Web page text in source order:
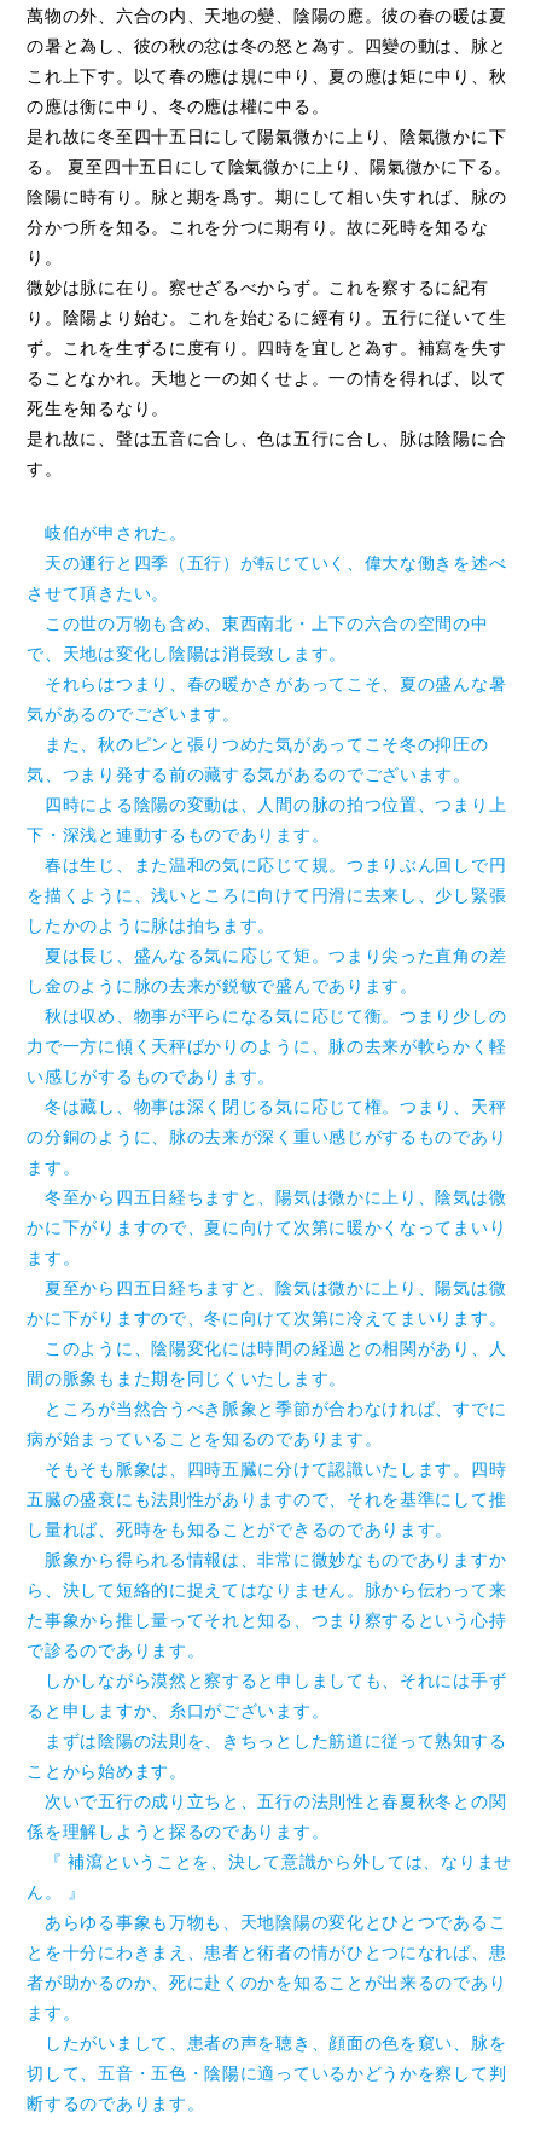
萬物の外、六合の内、天地の變、陰陽の應。彼の春の暖は夏
の暑と為し、彼の秋の忿は冬の怒と為す。四變の動は、脉と
これ上下す。以て春の應は規に中り、夏の應は矩に中り、秋
の應は衡に中り、冬の應は權に中る。
是れ故に冬至四十五日にして陽氣微かに上り、陰氣微かに下
る。 夏至四十五日にして陰氣微かに上り、陽氣微かに下る。
陰陽に時有り。脉と期を爲す。期にして相い失すれば、脉の
分かつ所を知る。これを分つに期有り。故に死時を知るな
り。
微妙は脉に在り。察せざるべからず。これを察するに紀有
り。陰陽より始む。これを始むるに經有り。五行に従いて生
ず。これを生ずるに度有り。四時を宜しと為す。補寫を失す
ることなかれ。天地と一の如くせよ。一の情を得れば、以て
死生を知るなり。
是れ故に、聲は五音に合し、色は五行に合し、脉は陰陽に合
す。
岐伯が申された。
天の運行と四季（五行）が転じていく、偉大な働きを述べ
させて頂きたい。
この世の万物も含め、東西南北・上下の六合の空間の中
で、天地は変化し陰陽は消長致します。
それらはつまり、春の暖かさがあってこそ、夏の盛んな暑
気があるのでございます。
また、秋のピンと張りつめた気があってこそ冬の抑圧の
気、つまり発する前の藏する気があるのでございます。
四時による陰陽の変動は、人間の脉の拍つ位置、つまり上
下・深浅と連動するものであります。
春は生じ、また温和の気に応じて規。つまりぶん回しで円
を描くように、浅いところに向けて円滑に去来し、少し緊張
したかのように脉は拍ちます。
夏は長じ、盛んなる気に応じて矩。つまり尖った直角の差
し金のように脉の去来が鋭敏で盛んであります。
秋は収め、物事が平らになる気に応じて衡。つまり少しの
力で一方に傾く天秤ばかりのように、脉の去来が軟らかく軽
い感じがするものであります。
冬は藏し、物事は深く閉じる気に応じて権。つまり、天秤
の分銅のように、脉の去来が深く重い感じがするものであり
ます。
冬至から四五日経ちますと、陽気は微かに上り、陰気は微
かに下がりますので、夏に向けて次第に暖かくなってまいり
ます。
夏至から四五日経ちますと、陰気は微かに上り、陽気は微
かに下がりますので、冬に向けて次第に冷えてまいります。
このように、陰陽変化には時間の経過との相関があり、人
間の脈象もまた期を同じくいたします。
ところが当然合うべき脈象と季節が合わなければ、すでに
病が始まっていることを知るのであります。
そもそも脈象は、四時五臓に分けて認識いたします。四時
五臓の盛衰にも法則性がありますので、それを基準にして推
し量れば、死時をも知ることができるのであります。
脈象から得られる情報は、非常に微妙なものでありますか
ら、決して短絡的に捉えてはなりません。脉から伝わって来
た事象から推し量ってそれと知る、つまり察するという心持
で診るのであります。
しかしながら漠然と察すると申しましても、それには手ず
ると申しますか、糸口がございます。
まずは陰陽の法則を、きちっとした筋道に従って熟知する
ことから始めます。
次いで五行の成り立ちと、五行の法則性と春夏秋冬との関
係を理解しようと探るのであります。
『 補瀉ということを、決して意識から外しては、なりませ
ん。 』
あらゆる事象も万物も、天地陰陽の変化とひとつであるこ
とを十分にわきまえ、患者と術者の情がひとつになれば、患
者が助かるのか、死に赴くのかを知ることが出来るのであり
ます。
したがいまして、患者の声を聴き、顔面の色を窺い、脉を
切して、五音・五色・陰陽に適っているかどうかを察して判
断するのであります。